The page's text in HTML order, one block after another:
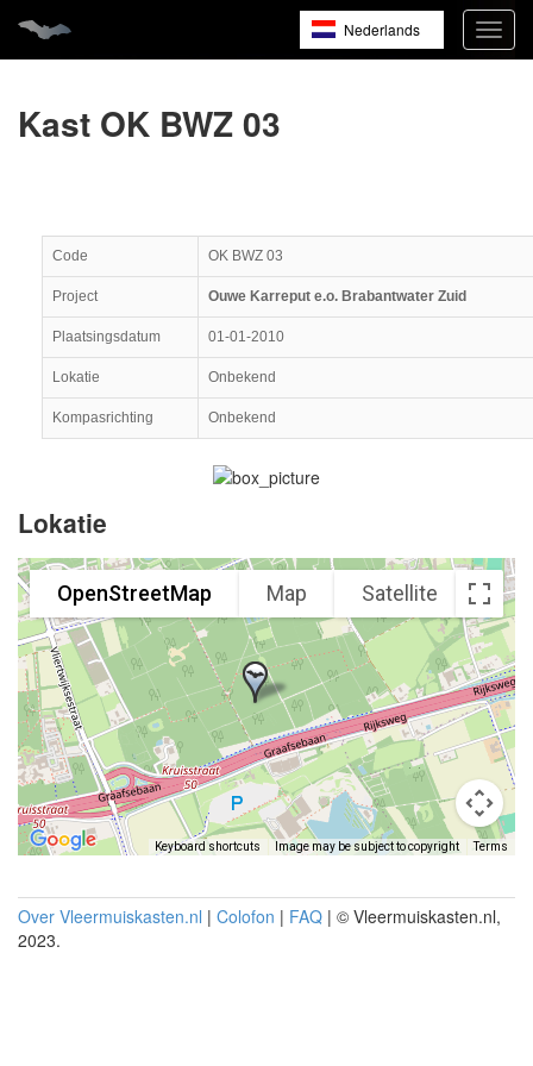
Nederlands
Kast OK BWZ 03
Code OK BWZ 03
Project Ouwe Karreput e.o. Brabantwater Zuid
Plaatsingsdatum 01-01-2010
Lokatie Onbekend
Kompasrichting Onbekend
Lokatie
OpenStreetMap Map Satellite
Keyboard shortcuts Image may be subject to copyright Terms
Over Vleermuiskasten.nl | Colofon | FAQ | © Vleermuiskasten.nl,
2023.